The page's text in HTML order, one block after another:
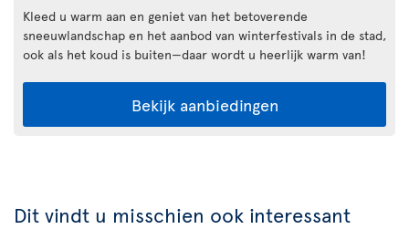
Kleed u warm aan en geniet van het betoverende
sneeuwlandschap en het aanbod van winterfestivals in de stad,
ook als het koud is buiten—daar wordt u heerlijk warm van!
Bekijk aanbiedingen
Dit vindt u misschien ook interessant